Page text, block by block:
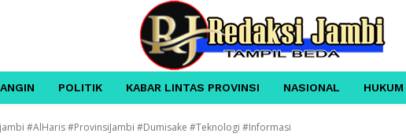
POLITIK KABAR LINTAS PROVINSI NASIONAL HUKUM
#AlHaris #ProvinsiJambi #Dumisake #Teknologi #Informasi